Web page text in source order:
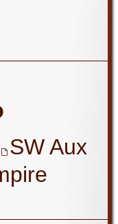
SW Aux